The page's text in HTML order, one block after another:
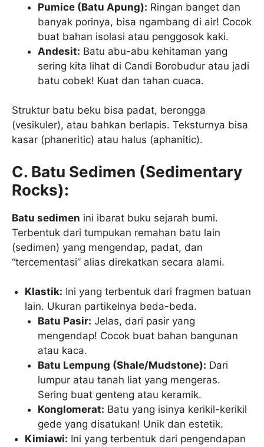
Pumice (Batu Apung): Ringan banget dan
banyak porinya, bisa ngambang di air! Cocok
buat bahan isolasi atau penggosok kaki.
Andesit: Batu abu-abu kehitaman yang
sering kita lihat di Candi Borobudur atau jadi
batu cobek! Kuat dan tahan cuaca.
Struktur batu beku bisa padat, berongga
(vesikuler), atau bahkan berlapis. Teksturnya bisa
kasar (phaneritic) atau halus (aphanitic).
C. Batu Sedimen (Sedimentary
Rocks):
Batu sedimen ini ibarat buku sejarah bumi.
Terbentuk dari tumpukan remahan batu lain
(sedimen) yang mengendap, padat, dan
“tercementasi” alias direkatkan secara alami.
Klastik: Ini yang terbentuk dari fragmen batuan
lain. Ukuran partikelnya beda-beda.
Batu Pasir: Jelas, dari pasir yang
mengendap! Cocok buat bahan bangunan
atau kaca.
Batu Lempung (Shale/Mudstone): Dari
lumpur atau tanah liat yang mengeras.
Sering buat genteng atau keramik.
Konglomerat: Batu yang isinya kerikil-kerikil
gede yang disatukan! Unik dan estetik.
Kimiawi: Ini yang terbentuk dari pengendapan